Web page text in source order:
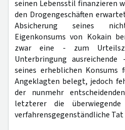
seinen Lebensstil finanzieren
den Drogengeschäften
Absicherung seines
Eigenkonsums von Kokain
zwar eine - zum
Unterbringung
seines erheblichen Konsums
Angeklagten belegt, jedoch
der nunmehr
letzterer die
verfahrensgegenständliche Tat